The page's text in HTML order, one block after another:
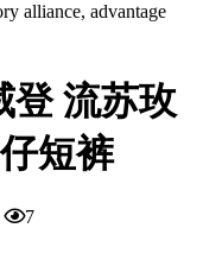
alliance, advantage
登 流苏玫
短裤
7